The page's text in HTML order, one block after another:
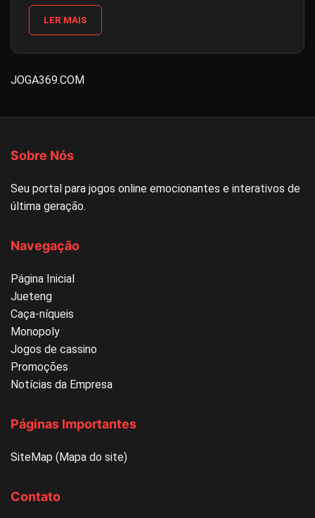
LER MAIS
JOGA369.COM
Sobre Nós
Seu portal para jogos online emocionantes e interativos de
última geração.
Navegação
Página Inicial
Jueteng
Caça-níqueis
Monopoly
Jogos de cassino
Promoções
Notícias da Empresa
Páginas Importantes
SiteMap (Mapa do site)
Contato